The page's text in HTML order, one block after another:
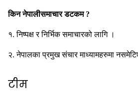
किन नेपालीसमाचार डटकम ?
१. निष्पक्ष र निर्भिक समाचारको लागि ।
२. नेपालका प्रमुख संचार माध्यामहरुमा
टीम